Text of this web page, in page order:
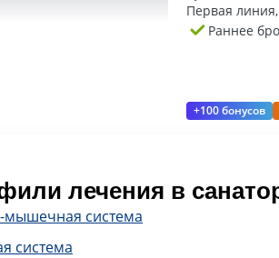
Первая
Раннее
+100 бонусов
лечения в
мышечная система
система